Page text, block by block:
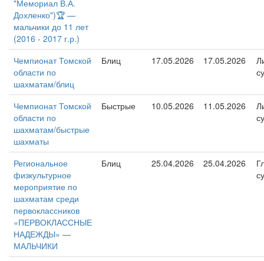
"Мемориал В.А.
Дохленко")🏆 —
мальчики до 11 лет
(2016 - 2017 г.р.)
Чемпионат Томской
области по
шахматам/блиц
Блиц 17.05.2026 17.05.2026
Чемпионат Томской
области по
шахматам/быстрые
шахматы
Быстрые 10.05.2026 11.05.2026
Региональное
физкультурное
мероприятие по
шахматам среди
первоклассников
«ПЕРВОКЛАССНЫЕ
НАДЕЖДЫ» —
МАЛЬЧИКИ
Блиц 25.04.2026 25.04.2026